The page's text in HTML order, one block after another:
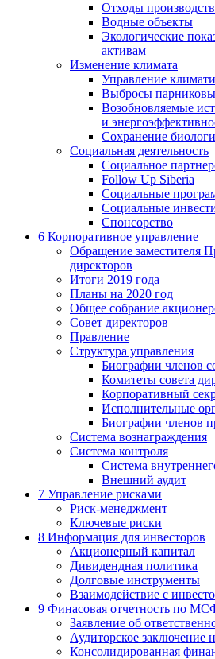
Отходы
Водные объекты
Экологические
активам
Изменение климата
Управление
Выбросы
Возобновляемые
и
Сохранение
Социальная деятельность
Социальное
Follow Up Siberia
Социальные
Социальные
Спонсорство
6 Корпоративное управление
Обращение заместителя
директоров
Итоги 2019 года
Планы на 2020 год
Общее собрание
Совет директоров
Правление
Структура управления
Биографии членов
Комитеты совета
Корпоративный
Исполнительные
Биографии членов
Система вознаграждения
Система контроля
Система
Внешний аудит
7 Управление рисками
Риск-менеджмент
Ключевые риски
8 Информация для инвесторов
Акционерный капитал
Дивидендная политика
Долговые инструменты
Взаимодействие с
9 Финасовая отчетность по
Заявление об
Аудиторское заключение
Консолидированная